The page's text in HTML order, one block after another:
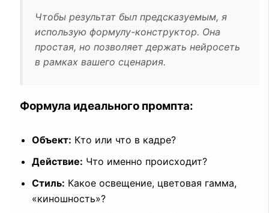
Чтобы результат был предсказуемым, я
использую формулу-конструктор. Она
простая, но позволяет держать нейросеть
в рамках вашего сценария.
Формула идеального промпта:
Объект: Кто или что в кадре?
Действие: Что именно происходит?
Стиль: Какое освещение, цветовая гамма,
«киношность»?